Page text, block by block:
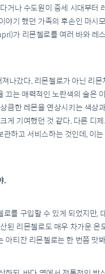
거나 수도원이 중세 시대부터
야기 했던 가족의 후손인 마시
가 리몬첼로를 여러 바와 레
나갔다. 리몬첼로가 아닌 리
는 매력적인 노란색의 술은
큼한 레몬을 연상시키는 색상
게 기여했던 것 같다. 다른 디
하고 서비스하는 것인데, 이
.
를 구입할 수 있게 되었지만,
된 리몬첼로도 매우 차가운
아티잔 리몬첼로는 한 번쯤 맛